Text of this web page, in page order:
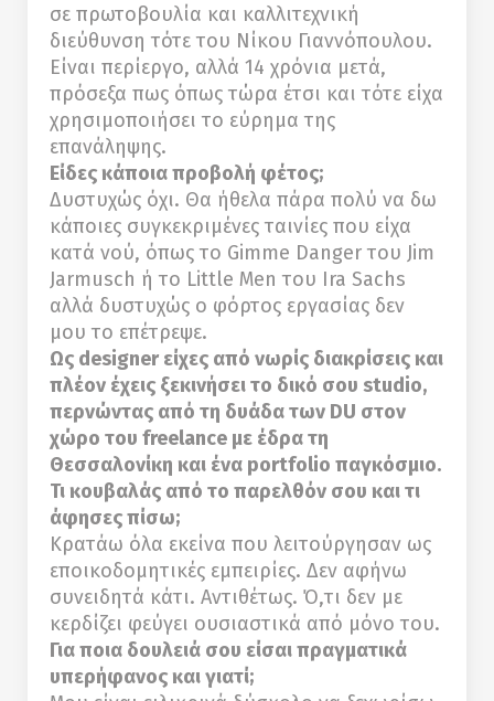
σε πρωτοβουλία και καλλιτεχνική
διεύθυνση τότε του Νίκου Γιαννόπουλου.
Είναι περίεργο, αλλά 14 χρόνια μετά,
πρόσεξα πως όπως τώρα έτσι και τότε είχα
χρησιμοποιήσει το εύρημα της
επανάληψης.
Είδες κάποια προβολή φέτος;
Δυστυχώς όχι. Θα ήθελα πάρα πολύ να δω
κάποιες συγκεκριμένες ταινίες που είχα
κατά νού, όπως το Gimme Danger του Jim
Jarmusch ή το Little Men του Ira Sachs
αλλά δυστυχώς ο φόρτος εργασίας δεν
μου το επέτρεψε.
Ως designer είχες από νωρίς διακρίσεις και
πλέον έχεις ξεκινήσει το δικό σου studio,
περνώντας από τη δυάδα των DU στον
χώρο του freelance με έδρα τη
Θεσσαλονίκη και ένα portfolio παγκόσμιο.
Τι κουβαλάς από το παρελθόν σου και τι
άφησες πίσω;
Κρατάω όλα εκείνα που λειτούργησαν ως
εποικοδομητικές εμπειρίες. Δεν αφήνω
συνειδητά κάτι. Αντιθέτως. Ό,τι δεν με
κερδίζει φεύγει ουσιαστικά από μόνο του.
Για ποια δουλειά σου είσαι πραγματικά
υπερήφανος και γιατί;